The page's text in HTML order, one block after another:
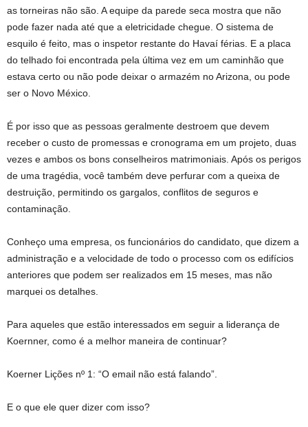
as torneiras não são. A equipe da parede seca mostra que não
pode fazer nada até que a eletricidade chegue. O sistema de
esquilo é feito, mas o inspetor restante do Havaí férias. E a placa
do telhado foi encontrada pela última vez em um caminhão que
estava certo ou não pode deixar o armazém no Arizona, ou pode
ser o Novo México.
É por isso que as pessoas geralmente destroem que devem
receber o custo de promessas e cronograma em um projeto, duas
vezes e ambos os bons conselheiros matrimoniais. Após os perigos
de uma tragédia, você também deve perfurar com a queixa de
destruição, permitindo os gargalos, conflitos de seguros e
contaminação.
Conheço uma empresa, os funcionários do candidato, que dizem a
administração e a velocidade de todo o processo com os edifícios
anteriores que podem ser realizados em 15 meses, mas não
marquei os detalhes.
Para aqueles que estão interessados ​​em seguir a liderança de
Koernner, como é a melhor maneira de continuar?
Koerner Lições nº 1: “O email não está falando”.
E o que ele quer dizer com isso?